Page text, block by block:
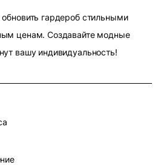
гардероб стильными
ценам. Создавайте модные
вашу индивидуальность!